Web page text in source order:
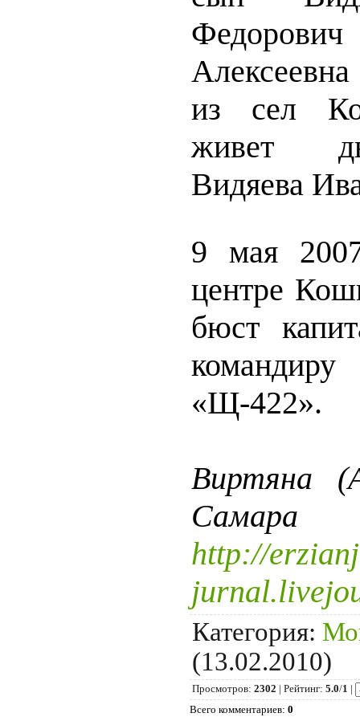
из сел
живет
Видяева
9 мая
центре
бюст
«Щ-422».
Виртяна
Самара
http://
Категория:
(13.02.2010)
Просмотров: 2302 | Рейтинг: 5.0/1 |
Всего комментариев: 0